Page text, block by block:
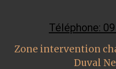
Téléphone:
Zone intervention
Duval